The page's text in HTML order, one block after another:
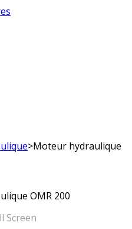
>Moteur hydraulique
Screen